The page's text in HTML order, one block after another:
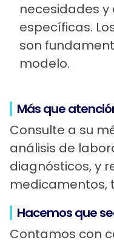
necesidades
específicas.
son
modelo.
Más que
Consulte a su
análisis de
diagnósticos, y
medicamentos,
Hacemos que
Contamos con